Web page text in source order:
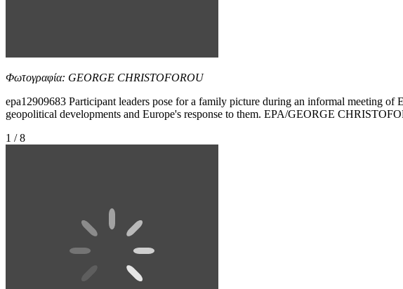
Φωτογραφία: GEORGE CHRISTOFOROU
epa12909683 Participant leaders pose for a family picture during an informal meeting
geopolitical developments and Europe's response to them. EPA/GEORGE
1 / 8